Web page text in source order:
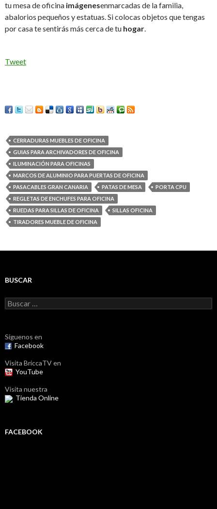
tu mesa de oficina imágenesenmarcadas de la familia,
abalorios pequeños y estatuas. Si colocas objetos que tengas
por casa te sentirás más cerca de tu hogar.
Tweet
CERRADURAS MUEBLES DE OFICINA
GUIAS PARA ARCHIVADORES DE OFICINA
ILUMINACIÓN PARA OFICINAS
MARCOS DE ALUMINIO PARA PUERTAS DE OFICINA
PASACABLES GRAN CANARIA
PATAS DE MESA
PORTA CPU
REGLETAS DE ENCHUFES PARA OFICINA
RUEDAS PARA SILLAS DE OFICINA
SILLAS OFICINA
TIRADORES MUEBLE DE OFICINA
BUSCAR
Buscar:
Síguenos en
Facebook
Visita BriccaTV en
YouTube
Visita nuestra
Tienda Online
FACEBOOK